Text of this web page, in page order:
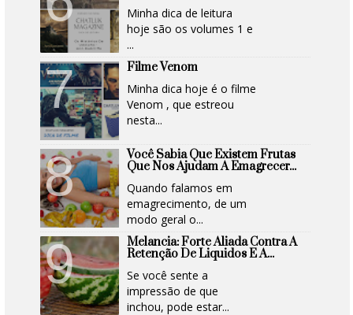
Minha dica de leitura
hoje são os volumes 1 e
...
Filme Venom
Minha dica hoje é o filme
Venom , que estreou
nesta...
Você Sabia Que Existem Frutas
Que Nos Ajudam A Emagrecer...
Quando falamos em
emagrecimento, de um
modo geral o...
Melancia: Forte Aliada Contra A
Retenção De Liquidos E A...
Se você sente a
impressão de que
inchou, pode estar...